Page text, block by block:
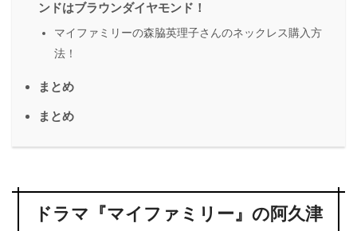
ンドはブラウンダイヤモンド！
マイファミリーの森脇英理子さんのネックレス購入方
法！
まとめ
まとめ
ドラマ『マイファミリー』の阿久津